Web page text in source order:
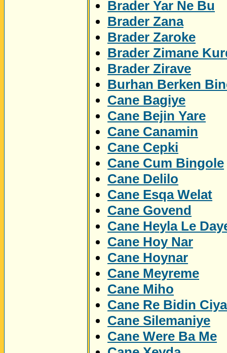
Brader Yar Ne Bu
Brader Zana
Brader Zaroke
Brader Zimane
Brader Zirave
Burhan Berken
Cane Bagiye
Cane Bejin Yare
Cane Canamin
Cane Cepki
Cane Cum Bingole
Cane Delilo
Cane Esqa Welat
Cane Govend
Cane Heyla Le
Cane Hoy Nar
Cane Hoynar
Cane Meyreme
Cane Miho
Cane Re Bidin
Cane Silemaniye
Cane Were Ba Me